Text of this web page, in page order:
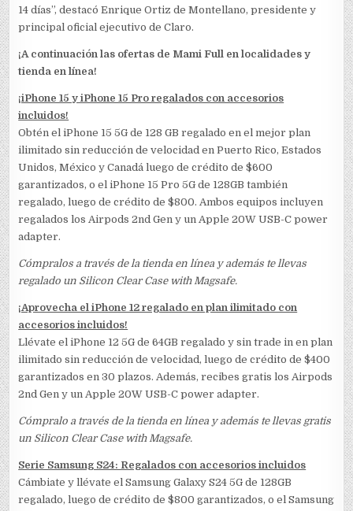
14 días”, destacó Enrique Ortiz de Montellano, presidente y
principal oficial ejecutivo de Claro.
¡A continuación las ofertas de Mami Full en localidades y
tienda en línea!
¡iPhone 15 y iPhone 15 Pro regalados con accesorios
incluidos!
Obtén el iPhone 15 5G de 128 GB regalado en el mejor plan
ilimitado sin reducción de velocidad en Puerto Rico, Estados
Unidos, México y Canadá luego de crédito de $600
garantizados, o el iPhone 15 Pro 5G de 128GB también
regalado, luego de crédito de $800. Ambos equipos incluyen
regalados los Airpods 2nd Gen y un Apple 20W USB-C power
adapter.
Cómpralos a través de la tienda en línea y además te llevas
regalado un Silicon Clear Case with Magsafe.
¡Aprovecha el iPhone 12 regalado en plan ilimitado con
accesorios incluidos!
Llévate el iPhone 12 5G de 64GB regalado y sin trade in en plan
ilimitado sin reducción de velocidad, luego de crédito de $400
garantizados en 30 plazos. Además, recibes gratis los Airpods
2nd Gen y un Apple 20W USB-C power adapter.
Cómpralo a través de la tienda en línea y además te llevas gratis
un Silicon Clear Case with Magsafe.
Serie Samsung S24: Regalados con accesorios incluidos
Cámbiate y llévate el Samsung Galaxy S24 5G de 128GB
regalado, luego de crédito de $800 garantizados, o el Samsung